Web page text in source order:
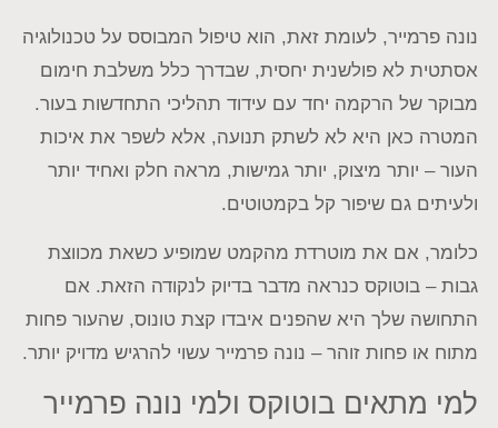
נונה פרמייר, לעומת זאת, הוא טיפול המבוסס על טכנולוגיה
אסתטית לא פולשנית יחסית, שבדרך כלל משלבת חימום
מבוקר של הרקמה יחד עם עידוד תהליכי התחדשות בעור.
המטרה כאן היא לא לשתק תנועה, אלא לשפר את איכות
העור – יותר מיצוק, יותר גמישות, מראה חלק ואחיד יותר
ולעיתים גם שיפור קל בקמטוטים.
כלומר, אם את מוטרדת מהקמט שמופיע כשאת מכווצת
גבות – בוטוקס כנראה מדבר בדיוק לנקודה הזאת. אם
התחושה שלך היא שהפנים איבדו קצת טונוס, שהעור פחות
מתוח או פחות זוהר – נונה פרמייר עשוי להרגיש מדויק יותר.
למי מתאים בוטוקס ולמי נונה פרמייר